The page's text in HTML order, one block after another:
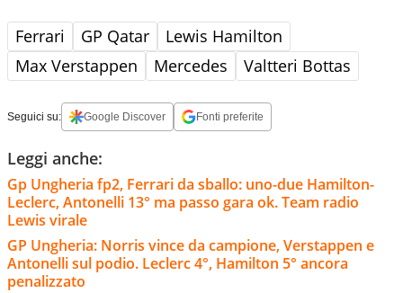
Ferrari GP Qatar
Lewis Hamilton
Max Verstappen
Mercedes Valtteri Bottas
Seguici su: Google Discover Fonti preferite
Leggi anche:
Gp Ungheria fp2, Ferrari da sballo: uno-due Hamilton-
Leclerc, Antonelli 13° ma passo gara ok. Team radio
Lewis virale
GP Ungheria: Norris vince da campione, Verstappen e
Antonelli sul podio. Leclerc 4°, Hamilton 5° ancora
penalizzato